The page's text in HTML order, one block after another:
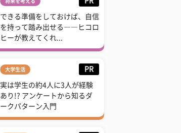
将来を考える
できる準備をしておけば、自信
を持って踏み出せる――ヒコロ
ヒーが教えてくれ...
大学生活 PR
実は学生の約4人に3人が経験
あり!? アンケートから知るダ
ークパターン入門